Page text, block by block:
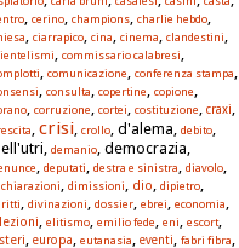
, cerino, champions, charlie hebdo,
, ciarrapico, cina, cinema, clandestini,
, commissario calabresi,
, comunicazione, conferenza stampa,
, consulta, copertine, copione,
, corruzione, cortei, costituzione, craxi,
, crisi, crollo, d'alema, debito,
demanio, democrazia,
, deputati, destra e sinistra, diavolo,
, dimissioni, dio, dipietro,
, divinazioni, dossier, ebrei, economia,
, elitismo, emilio fede, eni, escort,
, europa, eutanasia, eventi, fabri fibra,